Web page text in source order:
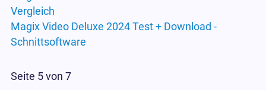
Vergleich
Magix Video Deluxe 2024 Test + Download -
Schnittsoftware
Seite 5 von 7